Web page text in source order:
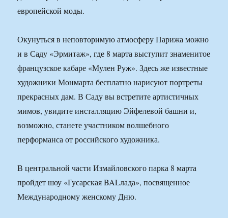
европейской моды.
Окунуться в неповторимую атмосферу Парижа можно
и в Саду «Эрмитаж», где 8 марта выступит знаменитое
французское кабаре «Мулен Руж». Здесь же известные
художники Монмарта бесплатно нарисуют портреты
прекрасных дам. В Саду вы встретите артистичных
мимов, увидите инсталляцию Эйфелевой башни и,
возможно, станете участником волшебного
перформанса от российского художника.
В центральной части Измайловского парка 8 марта
пройдет шоу «Гусарская BALлада», посвященное
Международному женскому Дню.